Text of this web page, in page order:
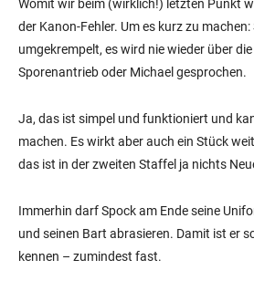
Womit wir beim (wirklich!) letzten Punkt
der Kanon-Fehler. Um es kurz zu
umgekrempelt, es wird nie wieder über
Sporenantrieb oder Michael gesprochen.
Ja, das ist simpel und funktioniert und
machen. Es wirkt aber auch ein Stück
das ist in der zweiten Staffel ja nichts
Immerhin darf Spock am Ende seine
und seinen Bart abrasieren. Damit ist er
kennen – zumindest fast.